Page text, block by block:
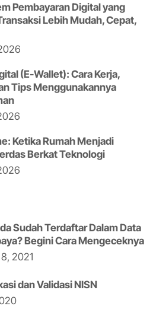
Pembayaran Digital yang
Lebih Mudah, Cepat,
(E-Wallet): Cara Kerja,
Tips Menggunakannya
Ketika Rumah Menjadi
Berkat Teknologi
Sudah Terdaftar Dalam Data
Begini Cara Mengeceknya
2021
dan Validasi NISN